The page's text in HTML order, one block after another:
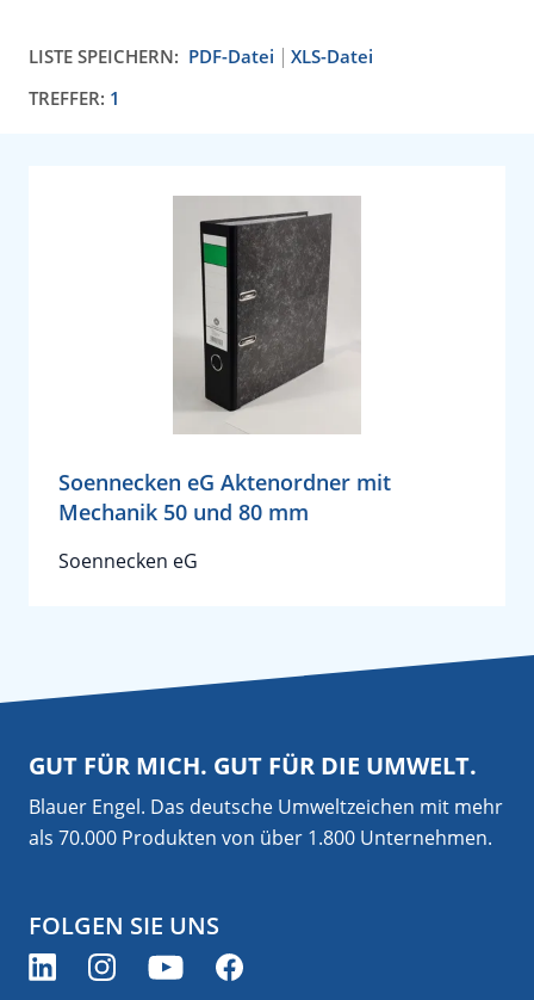
LISTE SPEICHERN: PDF-Datei
XLS-Datei
TREFFER: 1
Soennecken eG Aktenordner mit
Mechanik 50 und 80 mm
Soennecken eG
GUT FÜR MICH. GUT FÜR DIE UMWELT.
Blauer Engel. Das deutsche Umweltzeichen mit mehr
als 70.000 Produkten von über 1.800 Unternehmen.
FOLGEN SIE UNS